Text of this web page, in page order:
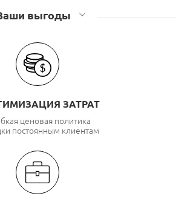
выгоды
ЗАТРАТ
ценовая политика
постоянным клиентам